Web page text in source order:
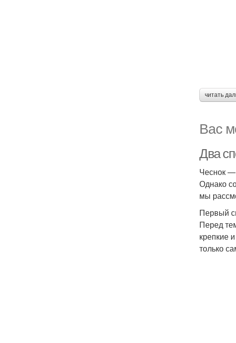
читать
Вас
Два
Чеснок —
Однако
мы
Первый
Перед
крепкие
только